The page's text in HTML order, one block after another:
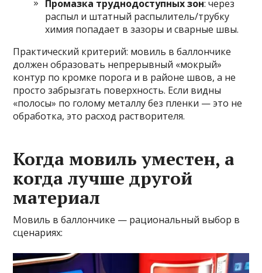
Промазка труднодоступных зон: через
распыл и штатный распылитель/трубку
химия попадает в зазоры и сварные швы.
Практический критерий: мовиль в баллончике
должен образовать непрерывный «мокрый»
контур по кромке порога и в районе швов, а не
просто забрызгать поверхность. Если видны
«полосы» по голому металлу без пленки — это не
обработка, это расход растворителя.
Когда мовиль уместен, а
когда лучше другой
материал
Мовиль в баллончике — рациональный выбор в
сценариях: